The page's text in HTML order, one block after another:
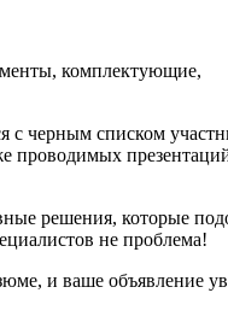
комплектующие,
с черным списком
проводимых
решения, которые
не проблема!
и ваше объявление